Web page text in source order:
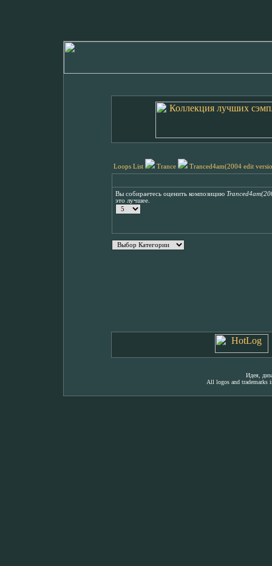
Loops List Trance Tranced4am(2004 edit
Вы собираетесь оценить композицию
это лучшее.
Идея,
All logos and trademarks